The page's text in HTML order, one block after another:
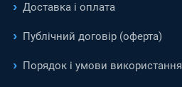
Доставка і оплата
Публічний договір (оферта)
Порядок і умови використання